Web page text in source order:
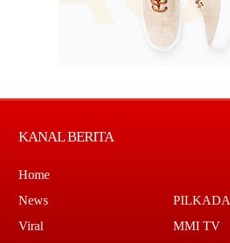
KANAL BERITA
Home
News
Viral
PILKADA
MMI TV